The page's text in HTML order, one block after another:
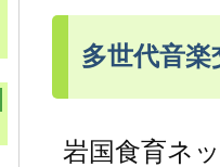
多世代音楽
岩国食育ネ